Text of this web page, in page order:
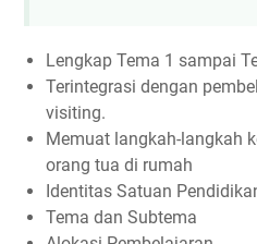
Lengkap Tema 1 sampai
Terintegrasi dengan
visiting.
Memuat langkah-langkah
orang tua di rumah
Identitas Satuan
Tema dan Subtema